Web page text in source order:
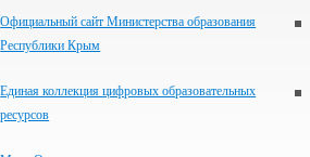
Официальный сайт Министерства образования
Республики Крым
Единая коллекция цифровых образовательных
ресурсов